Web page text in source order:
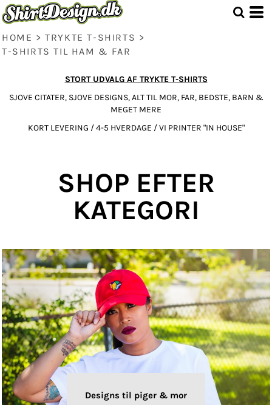
HOME > TRYKTE T-SHIRTS >
T-SHIRTS TIL HAM & FAR
STORT UDVALG AF TRYKTE T-SHIRTS
SJOVE CITATER, SJOVE DESIGNS, ALT TIL MOR, FAR, BEDSTE, BARN &
MEGET MERE
KORT LEVERING / 4-5 HVERDAGE / VI PRINTER "IN HOUSE"
SHOP EFTER
KATEGORI
Designs til piger & mor